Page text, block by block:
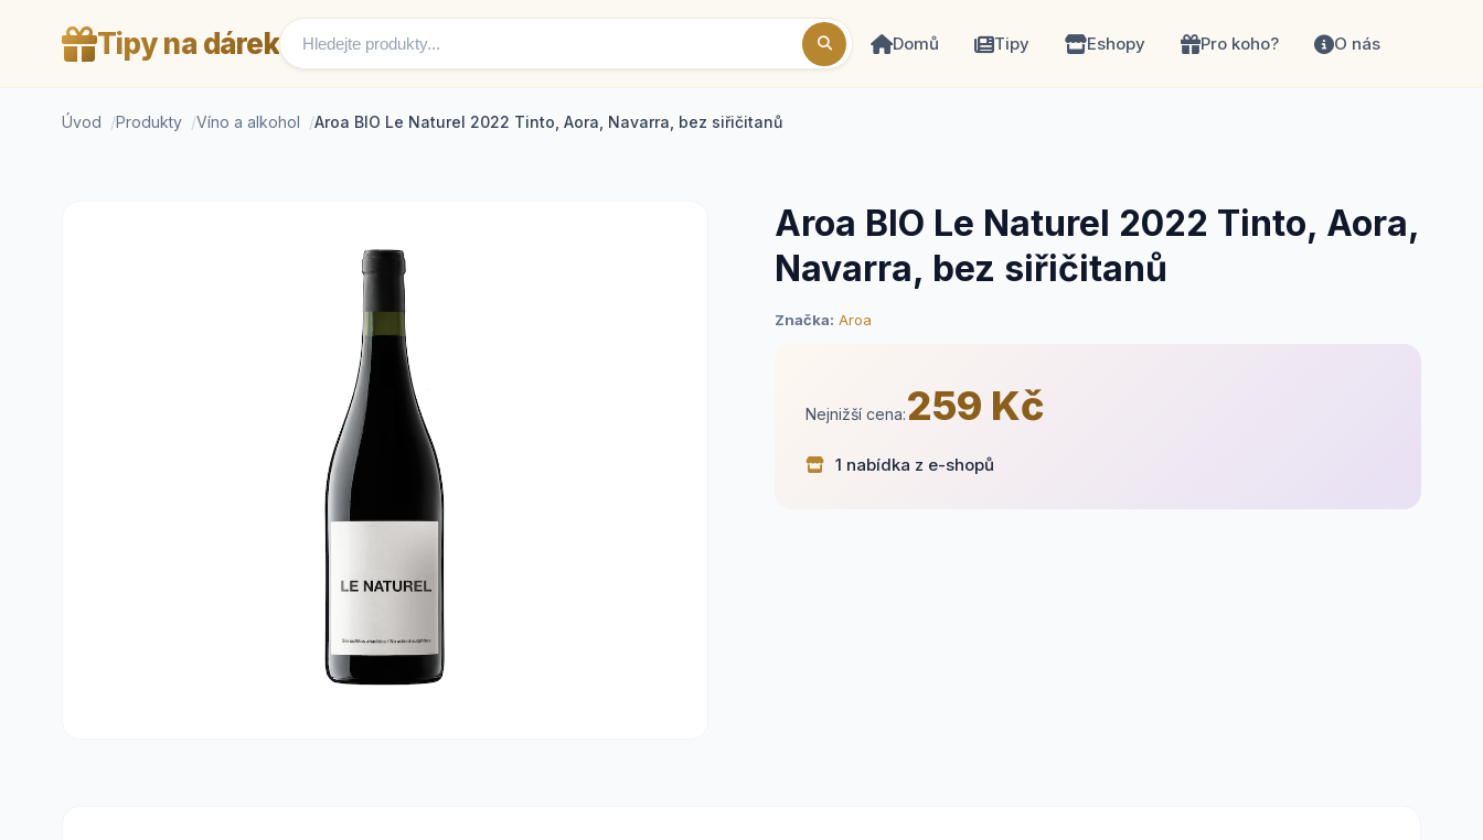
Tipy na dárek Domů Tipy Eshopy Pro koho? O nás
Úvod Produkty Víno a alkohol Aroa BIO Le Naturel 2022 Tinto, Aora, Navarra, bez siřičitanů
Aroa BIO Le Naturel 2022 Tinto, Aora,
Navarra, bez siřičitanů
Značka: Aroa
Nejnižší cena:259 Kč
1 nabídka z e-shopů